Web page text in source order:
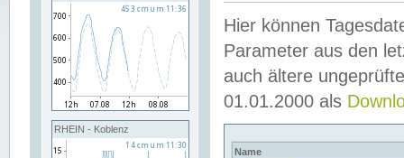
RHEIN - Koblenz
Hier können
Parameter aus den
auch ältere
01.01.2000 als
Name